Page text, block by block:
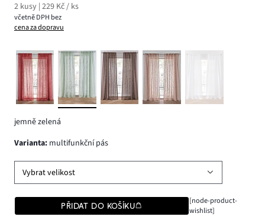
2 kusy | 229 Kč / ks
včetně DPH bez
cena za dopravu
jemně zelená
varianta: multifunkční pás
Vybrat velikost
PŘIDAT DO KOŠÍKU
[node-product-
wishlist]